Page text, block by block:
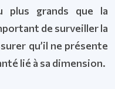
grands que la
de surveiller la
qu’il ne présente
lié à sa dimension.